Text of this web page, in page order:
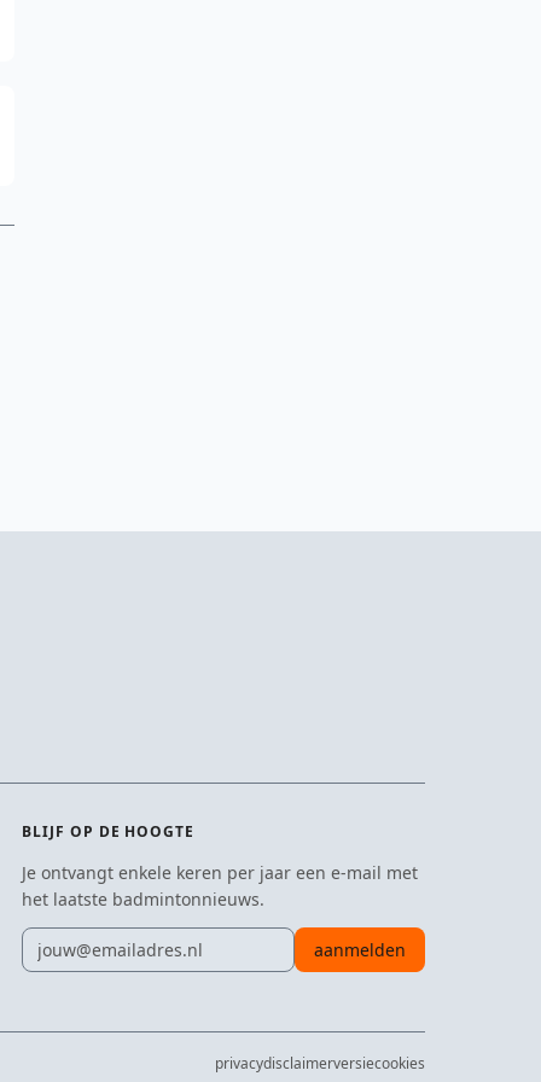
BLIJF OP DE HOOGTE
Je ontvangt enkele keren per jaar een e-mail met
het laatste badmintonnieuws.
E-mailadres
aanmelden
privacydisclaimerversiecookies